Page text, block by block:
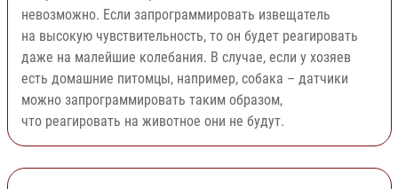
невозможно. Если запрограммировать извещатель
на высокую чувствительность, то он будет реагировать
даже на малейшие колебания. В случае, если у хозяев
есть домашние питомцы, например, собака – датчики
можно запрограммировать таким образом,
что реагировать на животное они не будут.